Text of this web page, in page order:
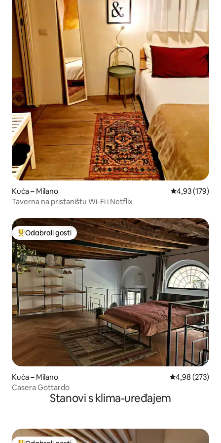
Kuća – Milano Prosječna
4,93 (179)
Taverna na pristaništu Wi-Fi i Netflix
Među najviše rangiranima s oznakom „Odabrali gosti”
Odabrali gosti
Kuća – Milano Prosječna
4,98 (273)
Casera Gottardo
Stanovi s klima-uređajem